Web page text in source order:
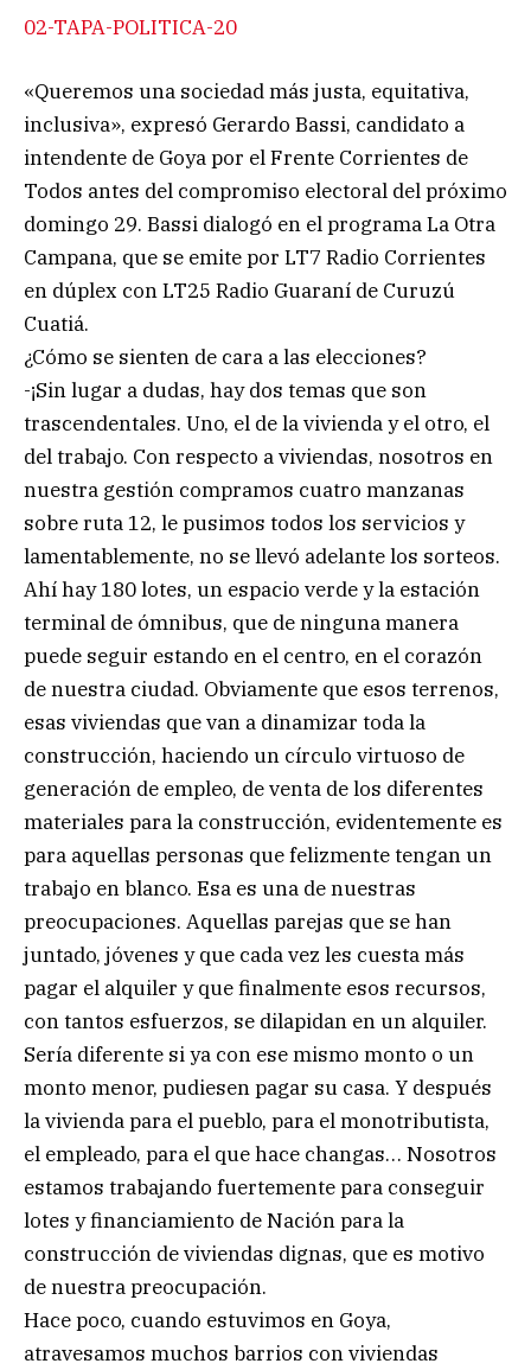
02-TAPA-POLITICA-20
«Queremos una sociedad más justa, equitativa,
inclusiva», expresó Gerardo Bassi, candidato a
intendente de Goya por el Frente Corrientes de
Todos antes del compromiso electoral del próximo
domingo 29. Bassi dialogó en el programa La Otra
Campana, que se emite por LT7 Radio Corrientes
en dúplex con LT25 Radio Guaraní de Curuzú
Cuatiá.
¿Cómo se sienten de cara a las elecciones?
-¡Sin lugar a dudas, hay dos temas que son
trascendentales. Uno, el de la vivienda y el otro, el
del trabajo. Con respecto a viviendas, nosotros en
nuestra gestión compramos cuatro manzanas
sobre ruta 12, le pusimos todos los servicios y
lamentablemente, no se llevó adelante los sorteos.
Ahí hay 180 lotes, un espacio verde y la estación
terminal de ómnibus, que de ninguna manera
puede seguir estando en el centro, en el corazón
de nuestra ciudad. Obviamente que esos terrenos,
esas viviendas que van a dinamizar toda la
construcción, haciendo un círculo virtuoso de
generación de empleo, de venta de los diferentes
materiales para la construcción, evidentemente es
para aquellas personas que felizmente tengan un
trabajo en blanco. Esa es una de nuestras
preocupaciones. Aquellas parejas que se han
juntado, jóvenes y que cada vez les cuesta más
pagar el alquiler y que finalmente esos recursos,
con tantos esfuerzos, se dilapidan en un alquiler.
Sería diferente si ya con ese mismo monto o un
monto menor, pudiesen pagar su casa. Y después
la vivienda para el pueblo, para el monotributista,
el empleado, para el que hace changas… Nosotros
estamos trabajando fuertemente para conseguir
lotes y financiamiento de Nación para la
construcción de viviendas dignas, que es motivo
de nuestra preocupación.
Hace poco, cuando estuvimos en Goya,
atravesamos muchos barrios con viviendas